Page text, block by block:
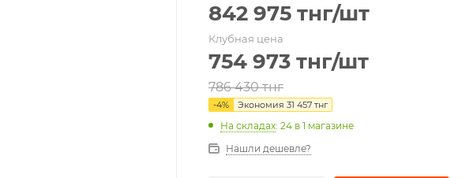
842 975 тнг/шт
Клубная цена
754 973 тнг/шт
786 430тнг
-4% Экономия 31 457 тнг
На складах: 24 в 1 магазине
Нашли дешевле?